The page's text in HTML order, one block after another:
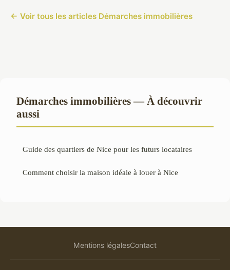
← Voir tous les articles Démarches immobilières
Démarches immobilières — À découvrir
aussi
Guide des quartiers de Nice pour les futurs locataires
Comment choisir la maison idéale à louer à Nice
Mentions légalesContact